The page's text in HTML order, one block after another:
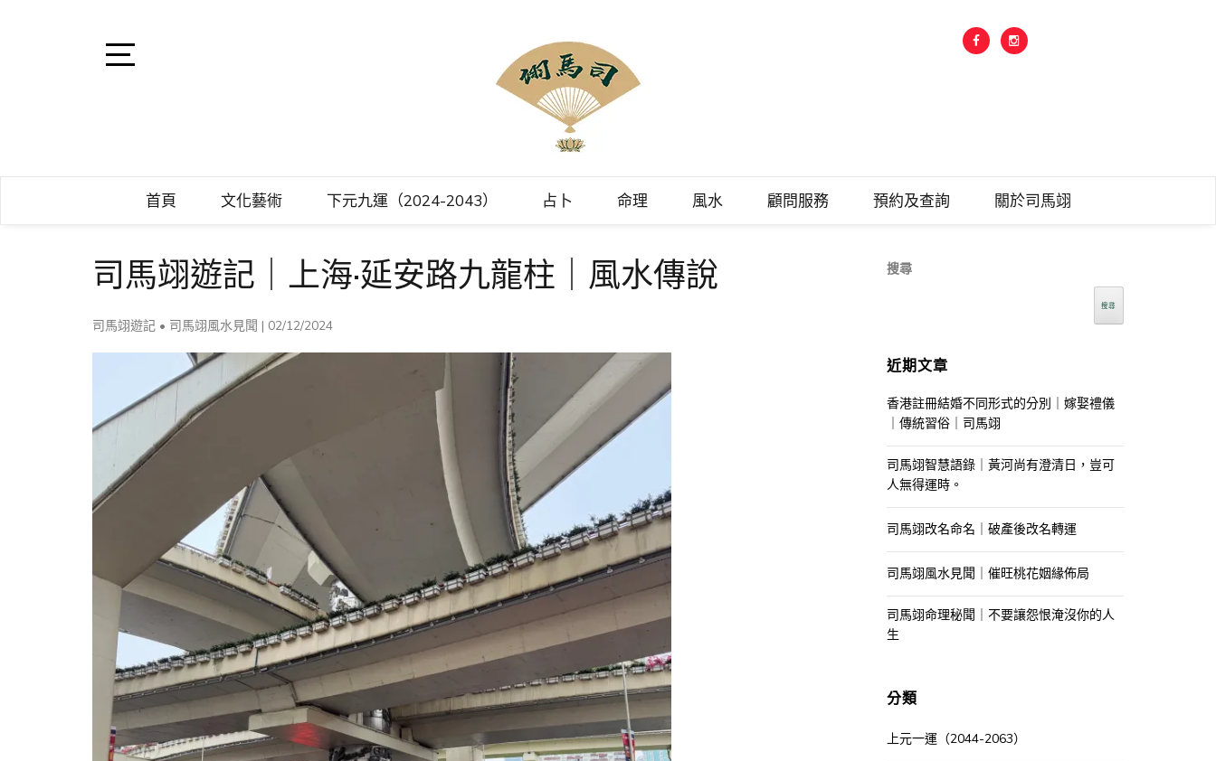
司馬翊風水命理顧問
首頁 文化藝術 下元九運（2024-2043） 占卜 命理 風水 顧問服務 預約及查詢 關於司馬翊
司馬翊遊記｜上海·延安路九龍柱｜風水傳說
司馬翊遊記 • 司馬翊風水見聞 | 02/12/2024
搜尋
搜尋
近期文章
香港註冊結婚不同形式的分別｜嫁娶禮儀
｜傳統習俗｜司馬翊
司馬翊智慧語錄｜黃河尚有澄清日，豈可
人無得運時。
司馬翊改名命名｜破產後改名轉運
司馬翊風水見聞｜催旺桃花姻緣佈局
司馬翊命理秘聞｜不要讓怨恨淹沒你的人
生
分類
上元一運（2044-2063）